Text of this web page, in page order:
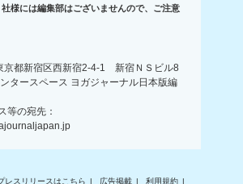
様には編集部はございませんので、ご注意
京都新宿区西新宿2-4-1 新宿ＮＳビル8
タースペース ヨガジャーナル日本版編
等の宛先：
レスリリースはこちら 広告掲載 利用規約